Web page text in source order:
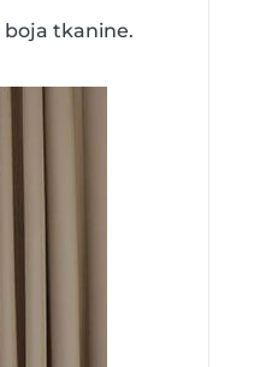
boja tkanine.